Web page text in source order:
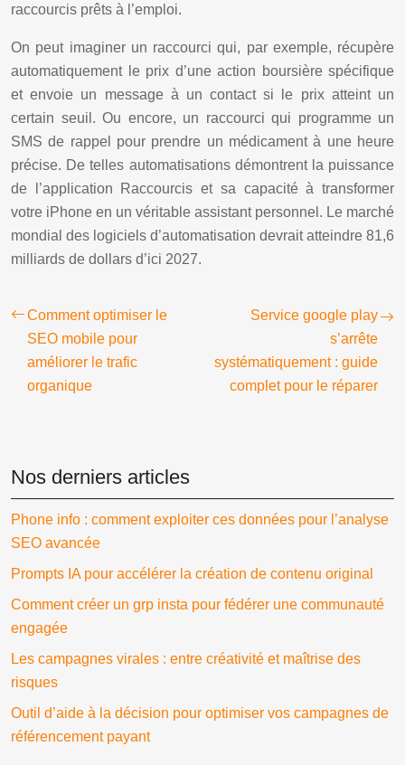
raccourcis prêts à l’emploi.
On peut imaginer un raccourci qui, par exemple, récupère
automatiquement le prix d’une action boursière spécifique
et envoie un message à un contact si le prix atteint un
certain seuil. Ou encore, un raccourci qui programme un
SMS de rappel pour prendre un médicament à une heure
précise. De telles automatisations démontrent la puissance
de l’application Raccourcis et sa capacité à transformer
votre iPhone en un véritable assistant personnel. Le marché
mondial des logiciels d’automatisation devrait atteindre 81,6
milliards de dollars d’ici 2027.
Comment optimiser le
SEO mobile pour
améliorer le trafic
organique
Service google play
s’arrête
systématiquement : guide
complet pour le réparer
Nos derniers articles
Phone info : comment exploiter ces données pour l’analyse
SEO avancée
Prompts IA pour accélérer la création de contenu original
Comment créer un grp insta pour fédérer une communauté
engagée
Les campagnes virales : entre créativité et maîtrise des
risques
Outil d’aide à la décision pour optimiser vos campagnes de
référencement payant